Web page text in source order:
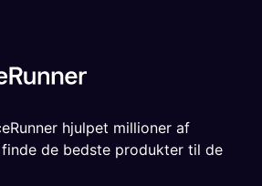
hjulpet millioner af
de bedste produkter til de